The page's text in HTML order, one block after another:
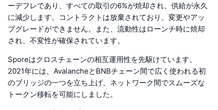
ーデフレであり、すべての取引の6%が焼却され、供給が永久
に減少します。コントラクトは放棄されており、変更やアッ
プグレードができません。また、流動性はローンチ時に焼却
され、不変性が確保されています。
Sporeはクロスチェーンの相互運用性を先駆けています。
2021年には、AvalancheとBNBチェーン間で広く使われる初
のブリッジの一つを立ち上げ、ネットワーク間でスムーズな
トークン移転を可能にしました。